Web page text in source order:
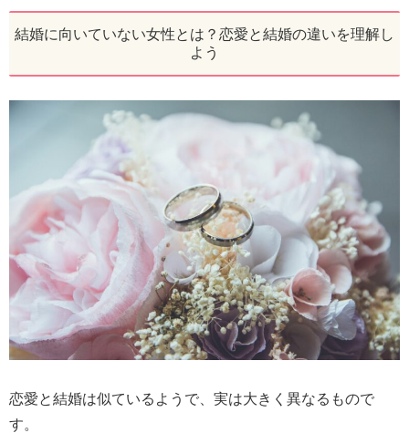
結婚に向いていない女性とは？恋愛と結婚の違いを理解し
よう
恋愛と結婚は似ているようで、実は大きく異なるもので
す。